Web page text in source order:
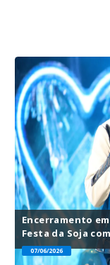
Encerramento
Festa da Soja
07/06/2026